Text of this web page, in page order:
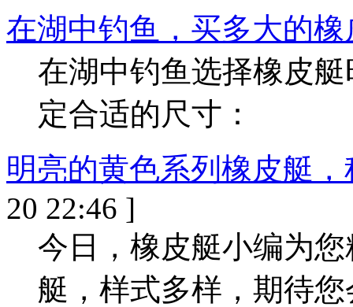
在湖中钓鱼，买多大的
在湖中钓鱼选择橡皮
定合适的尺寸：
明亮的黄色系列橡皮艇
20 22:46 ]
今日，橡皮艇小编为
艇，样式多样，期待